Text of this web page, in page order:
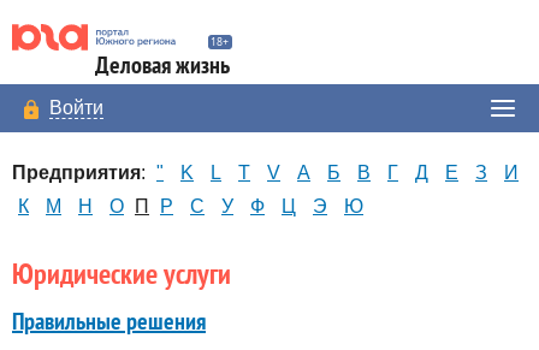
Деловая жизнь
Войти
Предприятия: " K L T V А Б В Г Д Е З
И
К
М Н О П Р С У Ф Ц Э Ю
Юридические услуги
Правильные решения